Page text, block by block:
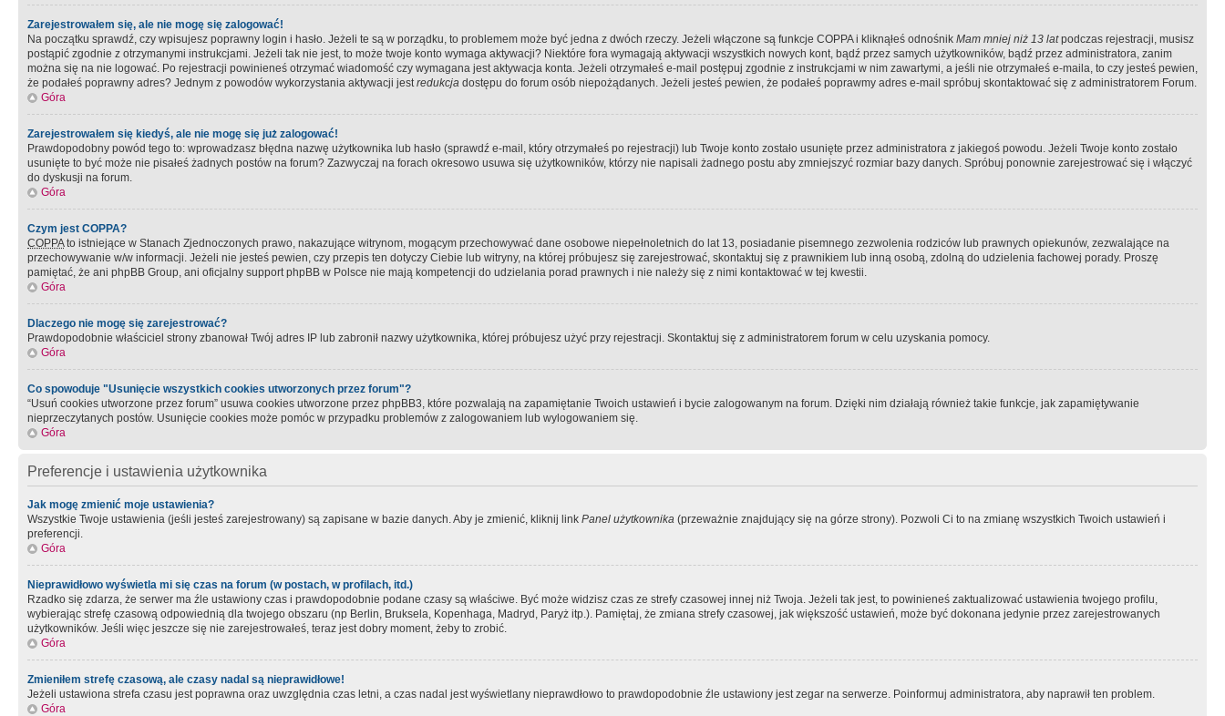
Zarejestrowałem się, ale nie mogę się zalogować!
Na początku sprawdź, czy wpisujesz poprawny login i hasło. Jeżeli te są w porządku, to problemem może być jedna z dwóch rzeczy. Jeżeli włączone są funkcje COPPA i kliknąłeś odnośnik Mam mniej niż 13 latpodczas rejestracji, musisz
postąpić zgodnie z otrzymanymi instrukcjami. Jeżeli tak nie jest, to może twoje konto wymaga aktywacji? Niektóre fora wymagają aktywacji wszystkich nowych kont, bądź przez samych użytkowników, bądź przez administratora, zanim
można się na nie logować. Po rejestracji powinieneś otrzymać wiadomość czy wymagana jest aktywacja konta. Jeżeli otrzymałeś e-mail postępuj zgodnie z instrukcjami w nim zawartymi, a jeśli nie otrzymałeś e-maila, to czy jesteś pewien,
że podałeś poprawny adres? Jednym z powodów wykorzystania aktywacji jestredukcja dostępu do forum osób niepożądanych. Jeżeli jesteś pewien, że podałeś poprawmy adres e-mail spróbuj skontaktować się z administratorem Forum.
Góra
Zarejestrowałem się kiedyś, ale nie mogę się już zalogować!
Prawdopodobny powód tego to: wprowadzasz błędna nazwę użytkownika lub hasło (sprawdź e-mail, który otrzymałeś po rejestracji) lub Twoje konto zostało usunięte przez administratora z jakiegoś powodu. Jeżeli Twoje konto zostało
usunięte to być może nie pisałeś żadnych postów na forum? Zazwyczaj na forach okresowo usuwa się użytkowników, którzy nie napisali żadnego postu aby zmniejszyć rozmiar bazy danych. Spróbuj ponownie zarejestrować się i włączyć
do dyskusji na forum.
Góra
Czym jest COPPA?
COPPAto istniejące w Stanach Zjednoczonych prawo, nakazujące witrynom, mogącym przechowywać dane osobowe niepełnoletnich do lat 13, posiadanie pisemnego zezwolenia rodziców lub prawnych opiekunów, zezwalające na
przechowywanie w/w informacji. Jeżeli nie jesteś pewien, czy przepis ten dotyczy Ciebie lub witryny, na której próbujesz się zarejestrować, skontaktuj się z prawnikiem lub inną osobą, zdolną do udzielenia fachowej porady. Proszę
pamiętać, że ani phpBB Group, ani oficjalny support phpBB w Polsce nie mają kompetencji do udzielania porad prawnych i nie należy się z nimi kontaktować w tej kwestii.
Góra
Dlaczego nie mogę się zarejestrować?
Prawdopodobnie właściciel strony zbanował Twój adres IP lub zabronił nazwy użytkownika, której próbujesz użyć przy rejestracji. Skontaktuj się z administratorem forum w celu uzyskania pomocy.
Góra
Co spowoduje "Usunięcie wszystkich cookies utworzonych przez forum"?
“Usuń cookies utworzone przez forum” usuwa cookies utworzone przez phpBB3, które pozwalają na zapamiętanie Twoich ustawień i bycie zalogowanym na forum. Dzięki nim działają również takie funkcje, jak zapamiętywanie
nieprzeczytanych postów. Usunięcie cookies może pomóc w przypadku problemów z zalogowaniem lub wylogowaniem się.
Góra
Preferencje i ustawienia użytkownika
Jak mogę zmienić moje ustawienia?
Wszystkie Twoje ustawienia (jeśli jesteś zarejestrowany) są zapisane w bazie danych. Aby je zmienić, kliknij link Panel użytkownika (przeważnie znajdujący się na górze strony). Pozwoli Ci to na zmianę wszystkich Twoich ustawień i
preferencji.
Góra
Nieprawidłowo wyświetla mi się czas na forum (w postach, w profilach, itd.)
Rzadko się zdarza, że serwer ma źle ustawiony czas i prawdopodobnie podane czasy są właściwe. Być może widzisz czas ze strefy czasowej innej niż Twoja. Jeżeli tak jest, to powinieneś zaktualizować ustawienia twojego profilu,
wybierając strefę czasową odpowiednią dla twojego obszaru (np Berlin, Bruksela, Kopenhaga, Madryd, Paryż itp.). Pamiętaj, że zmiana strefy czasowej, jak większość ustawień, może być dokonana jedynie przez zarejestrowanych
użytkowników. Jeśli więc jeszcze się nie zarejestrowałeś, teraz jest dobry moment, żeby to zrobić.
Góra
Zmieniłem strefę czasową, ale czasy nadal są nieprawidłowe!
Jeżeli ustawiona strefa czasu jest poprawna oraz uwzględnia czas letni, a czas nadal jest wyświetlany nieprawdłowo to prawdopodobnie źle ustawiony jest zegar na serwerze. Poinformuj administratora, aby naprawił ten problem.
Góra